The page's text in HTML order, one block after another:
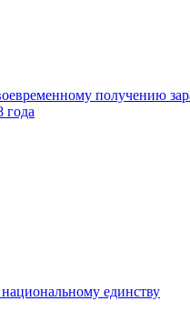
получению
года
единству